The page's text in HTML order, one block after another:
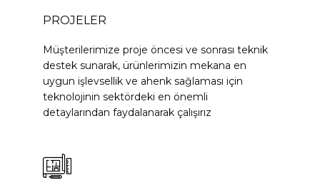
PROJELER
Müşterilerimize proje öncesi ve sonrası teknik
destek sunarak, ürünlerimizin mekana en
uygun işlevsellik ve ahenk sağlaması için
teknolojinin sektördeki en önemli
detaylarından faydalanarak çalışırız